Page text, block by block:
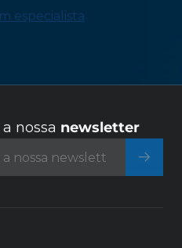
especialista
nossa newsletter